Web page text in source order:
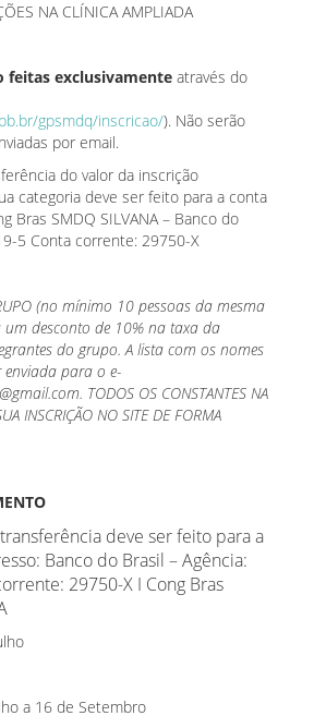
NA CLÍNICA AMPLIADA
feitas exclusivamente através do
gpsmdq/inscricao/). Não serão
por email.
do valor da inscrição
categoria deve ser feito para a conta
Bras SMDQ SILVANA – Banco do
5 Conta corrente: 29750-X
(no mínimo 10 pessoas da mesma
um desconto de 10% na taxa da
do grupo. A lista com os nomes
enviada para o e-
. TODOS OS CONSTANTES NA
INSCRIÇÃO NO SITE DE FORMA
deve ser feito para a
Banco do Brasil – Agência:
29750-X I Cong Bras
a 16 de Setembro